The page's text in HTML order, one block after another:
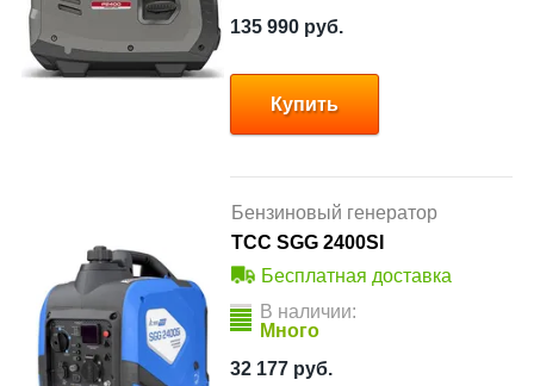
135 990 руб.
Купить
Бензиновый генератор
ТСС SGG 2400SI
Бесплатная доставка
В наличии:
Много
32 177 руб.